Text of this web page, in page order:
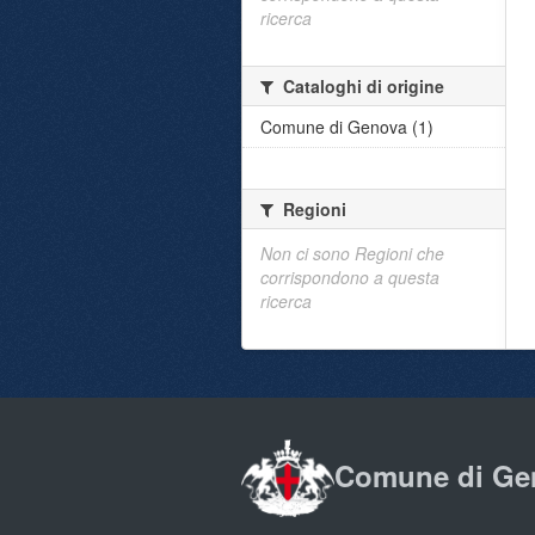
ricerca
Cataloghi di origine
Comune di Genova (1)
Regioni
Non ci sono Regioni che
corrispondono a questa
ricerca
Comune di